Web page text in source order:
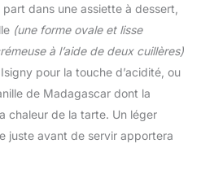
silicone vous
de contrôler l'huile
savoureux. Dites adieu
plats gras et adoptez
cuisine plus saine avec
pinceau silicone
One-Piece Design
Balanced Pressure: Le
en acier inoxydable
de cheveux ou le demi-
tour, résistante à la
chaleur et antiadhésive. Il
absorbe la graisse et ne
desserrera pas du
manche. très approprié
pour la boulangerie et le
dans une assiette à dessert,
(une forme ovale et lisse
à l’aide de deux cuillères)
pour la touche d’acidité, ou
de Madagascar dont la
chaleur de la tarte. Un léger
juste avant de servir apportera